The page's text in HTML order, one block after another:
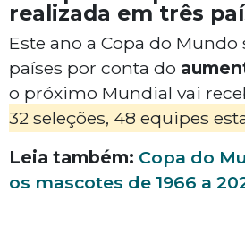
realizada em três
Este ano a Copa do Mundo
países por conta do
o próximo Mundial vai
32 seleções, 48 equipes
Leia também: Copa do
os mascotes de 1966 a